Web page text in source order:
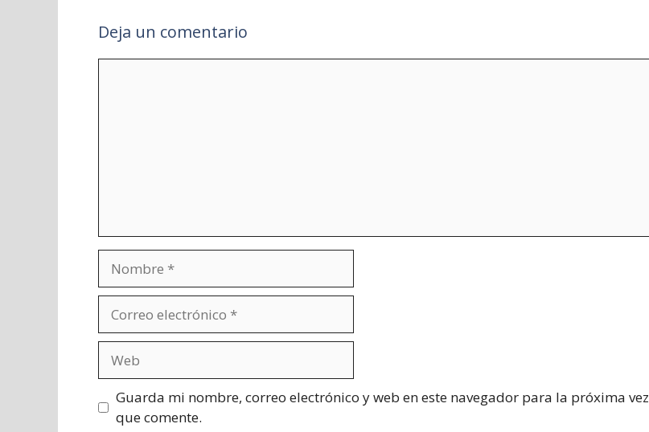
Deja un comentario
electrónico
Guarda mi nombre, correo electrónico y web en este navegador para la próxima vez
que comente.